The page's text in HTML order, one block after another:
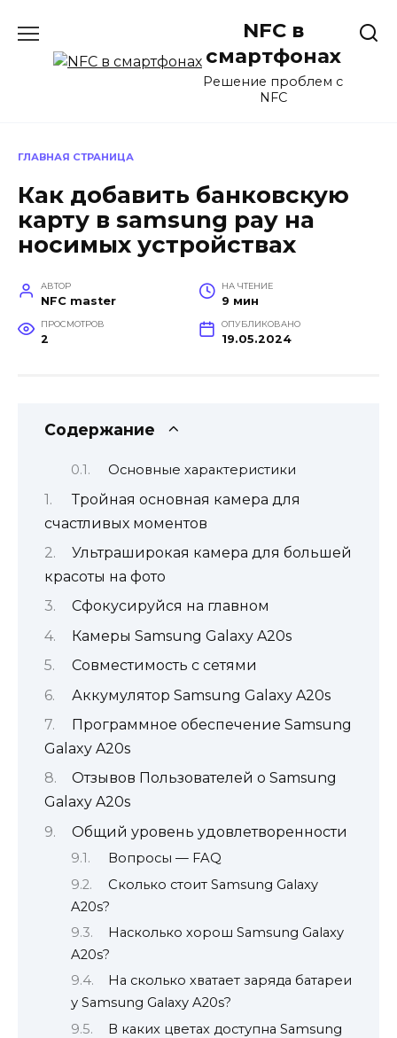
содержанию
NFC в
смартфонах
Решение проблем с
NFC
ГЛАВНАЯ СТРАНИЦА
Как добавить банковскую
карту в samsung pay на
носимых устройствах
АВТОР
NFC master
НА ЧТЕНИЕ
9 мин
ПРОСМОТРОВ
2
ОПУБЛИКОВАНО
19.05.2024
Содержание
Основные характеристики
Тройная основная камера для
счастливых моментов
Ультраширокая камера для большей
красоты на фото
Сфокусируйся на главном
Камеры Samsung Galaxy A20s
Совместимость с сетями
Аккумулятор Samsung Galaxy A20s
Программное обеспечение Samsung
Galaxy A20s
Отзывов Пользователей о Samsung
Galaxy A20s
Общий уровень удовлетворенности
Вопросы — FAQ
Сколько стоит Samsung Galaxy
A20s?
Насколько хорош Samsung Galaxy
A20s?
На сколько хватает заряда батареи
у Samsung Galaxy A20s?
В каких цветах доступна Samsung